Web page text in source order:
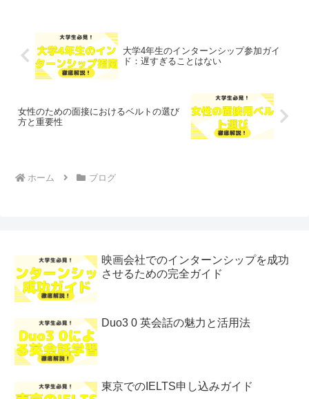
大学4年生のインターンシップ参加ガイ
ド：遅すぎることはない
女性のための面接におけるベルトの選び
方と重要性
ホーム ブログ
映画会社でのインターンシップを成功
させるための完全ガイド
Duo3 0 英会話の魅力と活用法
東京でのIELTS申し込みガイド